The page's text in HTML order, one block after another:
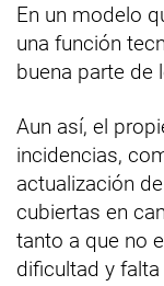
En un modelo
una función
buena parte de
Aun así, el
incidencias,
actualización
cubiertas en
tanto a que no
dificultad y